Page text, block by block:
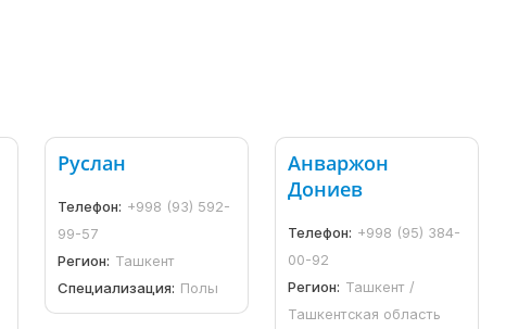
Руслан
Телефон: +998 (93) 592-
99-57
Регион: Ташкент
Специализация: Полы
Анваржон
Дониев
Телефон: +998 (95) 384-
00-92
Регион: Ташкент /
Ташкентская область